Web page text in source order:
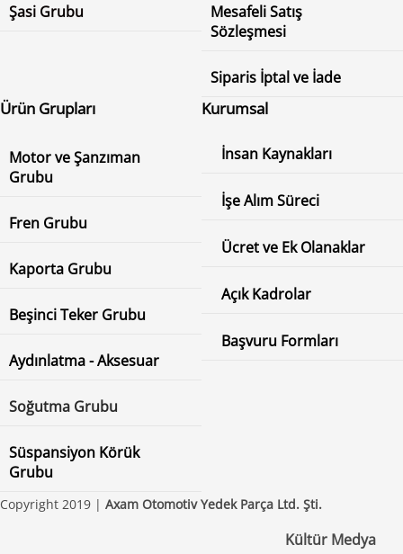
Şasi Grubu
Mesafeli Satış
Sözleşmesi
Siparis İptal ve İade
Ürün Grupları
Motor ve Şanzıman
Grubu
Fren Grubu
Kaporta Grubu
Beşinci Teker Grubu
Aydınlatma - Aksesuar
Soğutma Grubu
Süspansiyon Körük
Grubu
Kurumsal
İnsan Kaynakları
İşe Alım Süreci
Ücret ve Ek Olanaklar
Açık Kadrolar
Başvuru Formları
Copyright 2019 | Axam Otomotiv Yedek Parça Ltd. Şti.
Kültür Medya